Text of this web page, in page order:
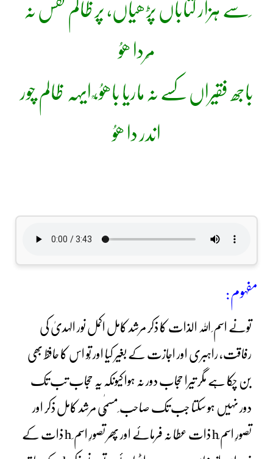
سَے ہزار کتاباں پڑھیاں، پر ظالم نفس نہ
مَردا ھوُ
باجھ فقیراں کسے نہ ماریا باھوُ،ؒ ایہہ ظالم چور
اندر دا ھوُ
مفہوم:
تونے اسم ِ اللہ الذات کا ذکر مرشد کامل اکمل نور الہدیٰ کی
رفاقت، راہبری اور اجازت کے بغیر کیا اور تُو اس کا حافظ بھی
بن چکا ہے مگر تیرا حجاب دور نہ ہوا کیونکہ یہ حجاب تب تک
دور نہیں ہو سکتا جب تک صاحب ِمسمّٰی مرشد کامل ذکر اور
تصورِ اسم ِh ذات عطا نہ فرمائے اور پھر تصورِ اسم ِ h ذات کے